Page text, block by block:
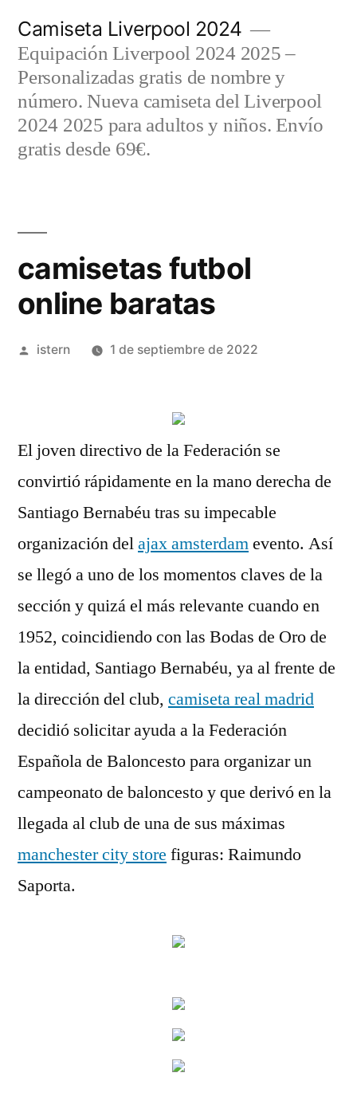
contenido
Camiseta Liverpool 2024
Equipación Liverpool 2024 2025 –
Personalizadas gratis de nombre y
número. Nueva camiseta del Liverpool
2024 2025 para adultos y niños. Envío
gratis desde 69€.
camisetas futbol
online baratas
Publicado
istern 1 de septiembre de 2022
El joven directivo de la Federación se
convirtió rápidamente en la mano derecha de
Santiago Bernabéu tras su impecable
organización delajax amsterdamevento. Así
se llegó a uno de los momentos claves de la
sección y quizá el más relevante cuando en
1952, coincidiendo con las Bodas de Oro de
la entidad, Santiago Bernabéu, ya al frente de
la dirección del club, camiseta real madrid
decidió solicitar ayuda a la Federación
Española de Baloncesto para organizar un
campeonato de baloncesto y que derivó en la
llegada al club de una de sus máximas
manchester city store figuras: Raimundo
Saporta.